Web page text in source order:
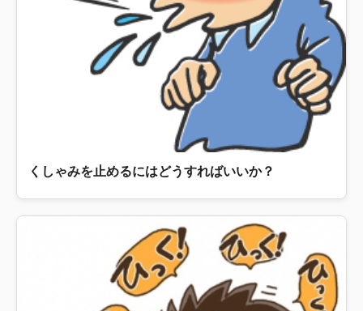
くしゃみを止めるにはどうすればいいか？